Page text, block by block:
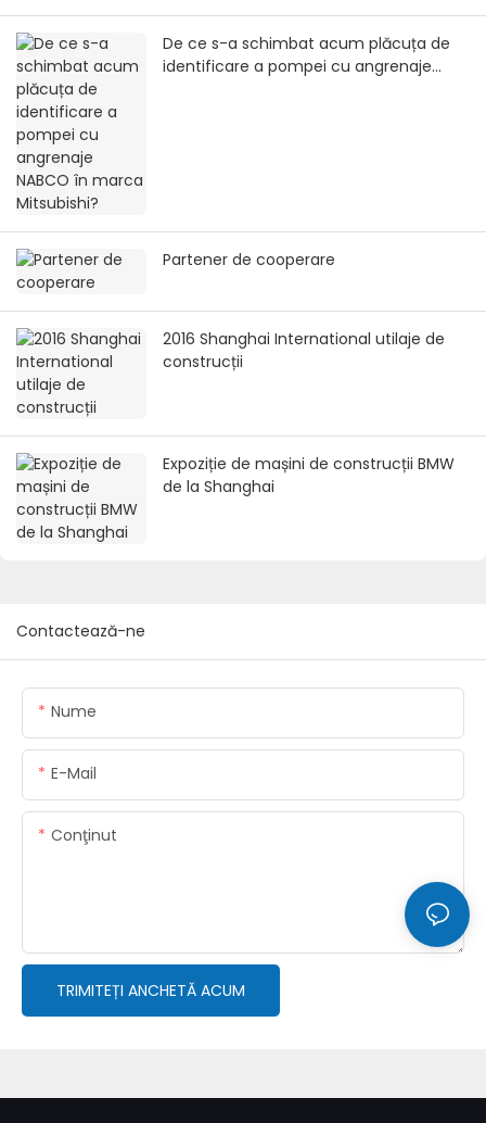
De ce s-a schimbat acum plăcuța de
identificare a pompei cu angrenaje
Partener de cooperare
2016 Shanghai International utilaje de
construcții
Expoziție de mașini de construcții BMW
de la Shanghai
Contactează-ne
Nume
E-Mail
Conţinut
TRIMITEȚI ANCHETĂ ACUM